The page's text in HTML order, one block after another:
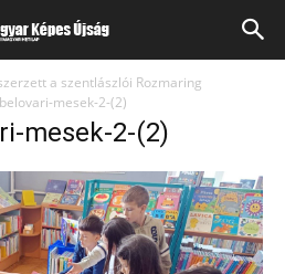
a szentlászlói Rozmaring
mesek-2-(2)
mesek-2-(2)